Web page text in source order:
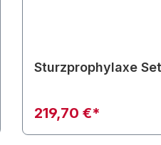
Sturzprophylaxe Set
219,70 €*